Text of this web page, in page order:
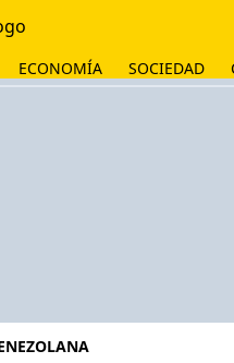
ECONOMÍA SOCIEDAD